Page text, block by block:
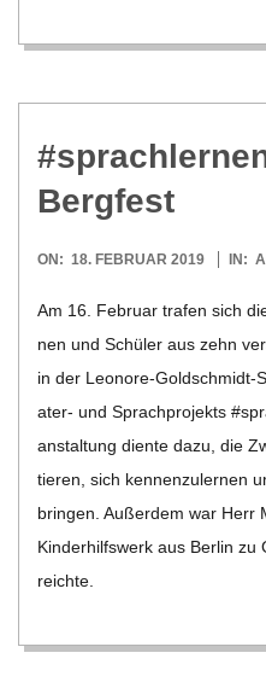
Bergfest
2019-
ON: 18. FEBRUAR 2019 IN:
Am 16. Februar tra­fen sich
nen und Schü­ler aus zehn
in der Leo­­nore-Gol­d­­schmidt-
a­­ter- und Sprach­pro­jekts
an­stal­tung diente dazu, die
tie­ren, sich ken­nen­zu­ler­nen
brin­gen. Außer­dem war Herr
Kin­der­hilfs­werk aus Ber­lin
reichte.